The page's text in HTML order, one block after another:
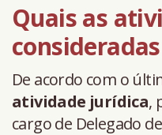
Quais as
De acordo com o
atividade jurídica,
cargo de Delegado